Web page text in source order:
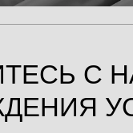
С